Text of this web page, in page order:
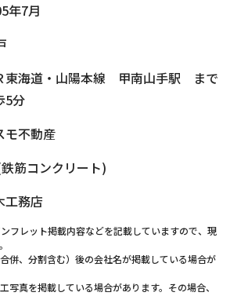
年7月
東海道・山陽本線 甲南山手駅 まで
5分
モ不動産
鉄筋コンクリート)
工務店
フレット掲載内容などを記載していますので、現
併、分割含む）後の会社名が掲載している場合が
真を掲載している場合があります。その場合、